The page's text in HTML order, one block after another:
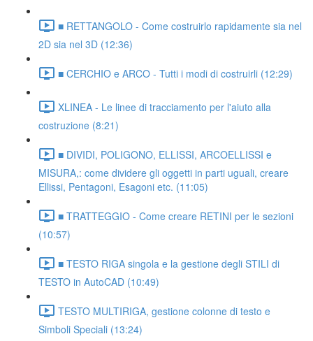
■ RETTANGOLO - Come costruirlo rapidamente sia nel
2D sia nel 3D (12:36)
■ CERCHIO e ARCO - Tutti i modi di costruirli (12:29)
XLINEA - Le linee di tracciamento per l'aiuto alla
costruzione (8:21)
■ DIVIDI, POLIGONO, ELLISSI, ARCOELLISSI e
MISURA,: come dividere gli oggetti in parti uguali, creare
Ellissi, Pentagoni, Esagoni etc. (11:05)
■ TRATTEGGIO - Come creare RETINI per le sezioni
(10:57)
■ TESTO RIGA singola e la gestione degli STILI di
TESTO in AutoCAD (10:49)
TESTO MULTIRIGA, gestione colonne di testo e
Simboli Speciali (13:24)